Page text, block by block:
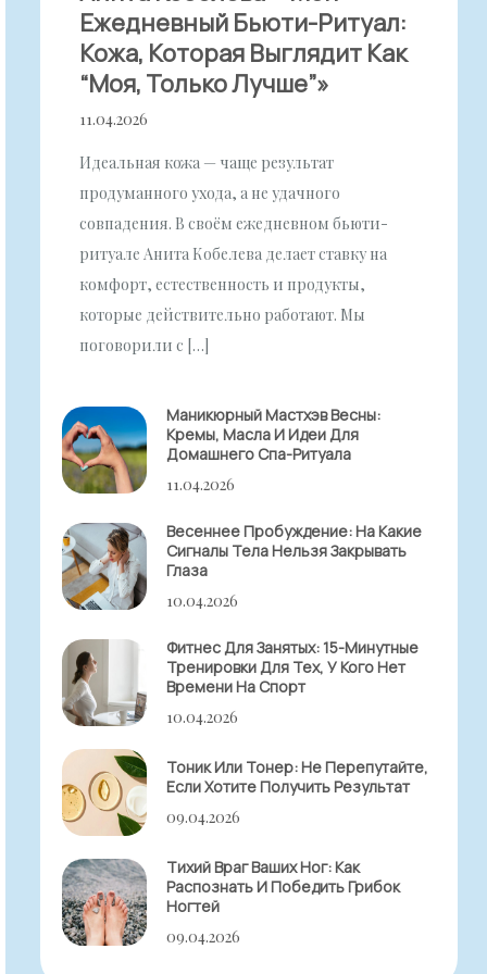
Ежедневный Бьюти-Ритуал:
Кожа, Которая Выглядит Как
“моя, Только Лучше”»
11.04.2026
Идеальная кожа — чаще результат
продуманного ухода, а не удачного
совпадения. В своём ежедневном бьюти-
ритуале Анита Кобелева делает ставку на
комфорт, естественность и продукты,
которые действительно работают. Мы
поговорили с […]
Маникюрный Мастхэв Весны:
Кремы, Масла И Идеи Для
Домашнего Спа-Ритуала
11.04.2026
Весеннее Пробуждение: На Какие
Сигналы Тела Нельзя Закрывать
Глаза
10.04.2026
Фитнес Для Занятых: 15-Минутные
Тренировки Для Тех, У Кого Нет
Времени На Спорт
10.04.2026
Тоник Или Тонер: Не Перепутайте,
Если Хотите Получить Результат
09.04.2026
Тихий Враг Ваших Ног: Как
Распознать И Победить Грибок
Ногтей
09.04.2026